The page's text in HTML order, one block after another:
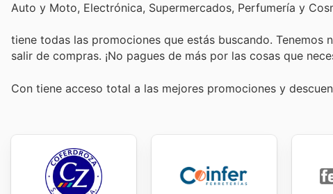
Auto y Moto, Electrónica, Supermercados, Perfumería y
tiene todas las promociones que estás buscando.
salir de compras. ¡No pagues de más por las cosas que
Con tiene acceso total a las mejores promociones y